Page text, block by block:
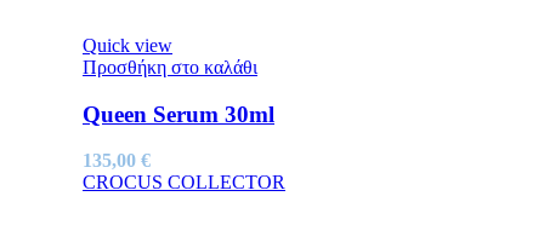
Quick view
Προσθήκη στο καλάθι
Queen Serum 30ml
135,00 €
CROCUS COLLECTOR